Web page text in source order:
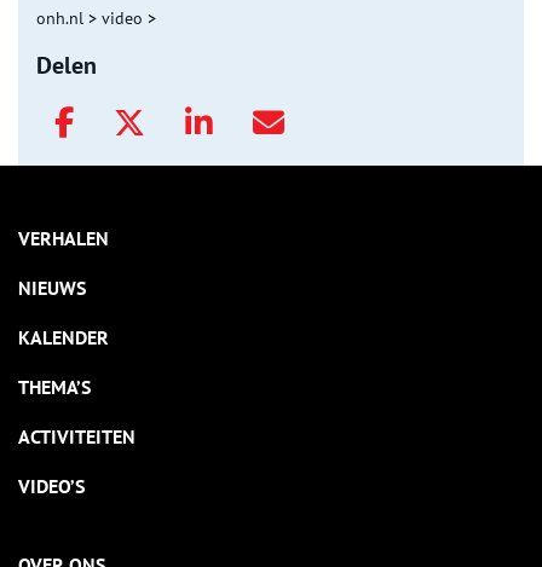
onh.nl > video >
Delen
VERHALEN
NIEUWS
KALENDER
THEMA’S
ACTIVITEITEN
VIDEO’S